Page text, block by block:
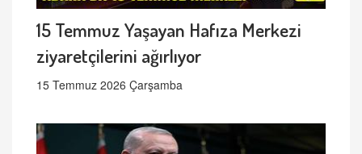
15 Temmuz Yaşayan Hafıza Merkezi
ziyaretçilerini ağırlıyor
15 Temmuz 2026 Çarşamba